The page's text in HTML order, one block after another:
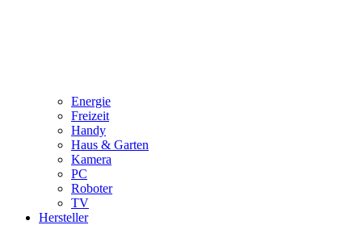
Energie
Freizeit
Handy
Haus & Garten
Kamera
PC
Roboter
TV
Hersteller